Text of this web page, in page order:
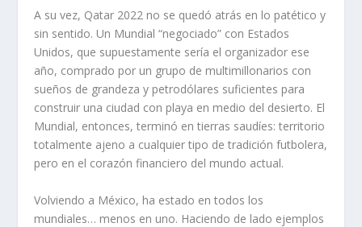
A su vez, Qatar 2022 no se quedó atrás en lo patético y
sin sentido. Un Mundial “negociado” con Estados
Unidos, que supuestamente sería el organizador ese
año, comprado por un grupo de multimillonarios con
sueños de grandeza y petrodólares suficientes para
construir una ciudad con playa en medio del desierto. El
Mundial, entonces, terminó en tierras saudíes: territorio
totalmente ajeno a cualquier tipo de tradición futbolera,
pero en el corazón financiero del mundo actual.
Volviendo a México, ha estado en todos los
mundiales… menos en uno. Haciendo de lado ejemplos